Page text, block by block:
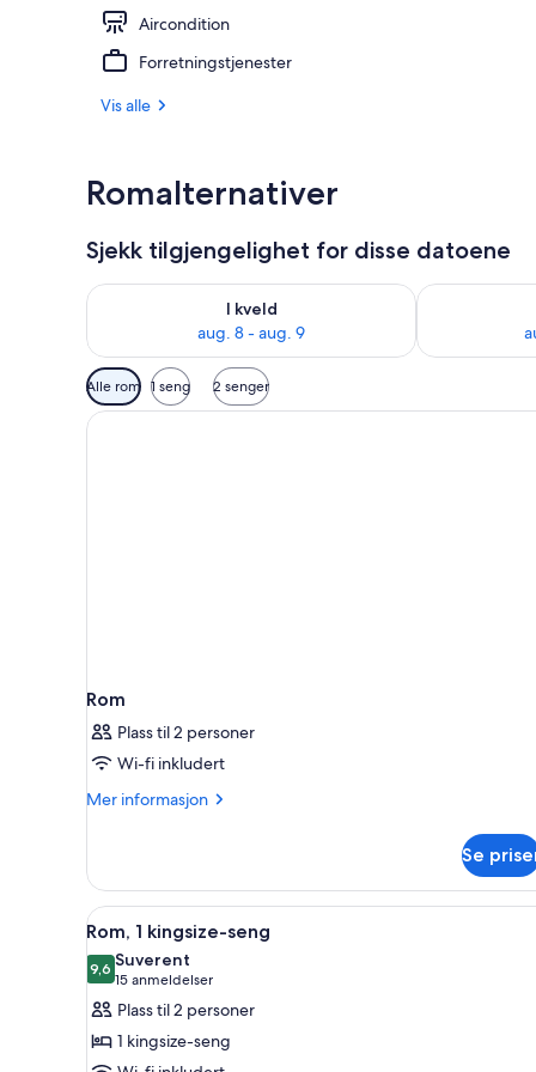
Aircondition
Forretningstjenester
Vis alle
Romalternativer
Sjekk tilgjengelighet for disse datoene
I kveld
aug. 8 - aug. 9
Sjekk tilgjengelighet for i kveld, aug. 8 - aug. 9
Sjekk
Tilgjengelige
filtre
for
Alle rom 1 seng 2 senger
Rom
Plass til 2 personer
Wi-fi inkludert
Mer informasjon
Mer
Se
Åpne
alle
bildene
av
Rom,
1
Safe på rommet, skrivebord,
6
Rom, 1 kingsize-seng
9,69,6 av 10
Suverent
15 anmeldelser
(15
anmeldelser)
Plass til 2 personer
1 kingsize-seng